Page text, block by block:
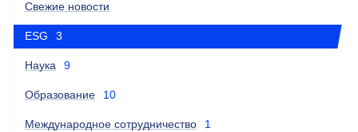
Свежие новости
ESG 3
Наука 9
Образование 10
Международное сотрудничество 1